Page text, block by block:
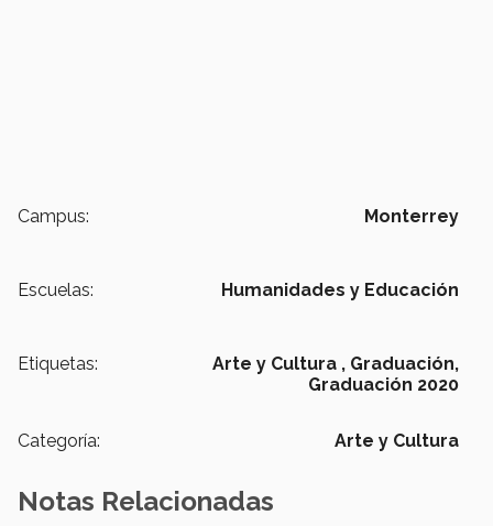
Campus: Monterrey
Escuelas: Humanidades y Educación
Etiquetas: Arte y Cultura , Graduación,
Graduación 2020
Categoría: Arte y Cultura
Notas Relacionadas